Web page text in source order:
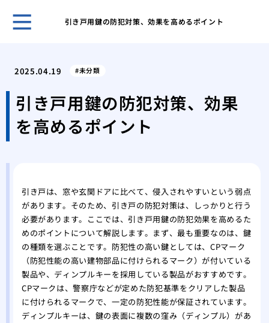
引き戸用鍵の防犯対策、効果を高めるポイント
自
タ
鍵
2025.04.19 未分類
引き戸用鍵の防犯対策、効果
を高めるポイント
引き戸は、窓や玄関ドアに比べて、侵入されやすいという弱点
があります。そのため、引き戸の防犯対策は、しっかりと行う
必要があります。ここでは、引き戸用鍵の防犯効果を高めるた
めのポイントについて解説します。まず、最も重要なのは、鍵
の種類を選ぶことです。防犯性の高い鍵としては、CPマーク
（防犯性能の高い建物部品に付けられるマーク）が付いている
製品や、ディンプルキーを採用している製品がおすすめです。
CPマークは、警察庁などが定めた防犯基準をクリアした製品
に付けられるマークで、一定の防犯性能が保証されています。
ディンプルキーは、鍵の表面に複数の窪み（ディンプル）があ